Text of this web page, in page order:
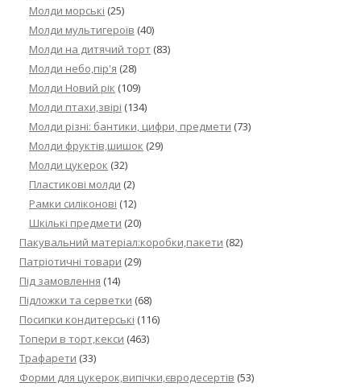
Молди морські (25)
Молди мультигероїв (40)
Молди на дитячий торт (83)
Молди небо,пір'я (28)
Молди Новий рік (109)
Молди птахи,звірі (134)
Молди різні: бантики, цифри, предмети (73)
Молди фруктів,шишок (29)
Молди цукерок (32)
Пластикові молди (2)
Рамки силіконові (12)
Шкількі предмети (20)
Пакувальний матеріал:коробки,пакети (82)
Патріотичні товари (29)
Під замовлення (14)
Підложки та серветки (68)
Посипки кондитерські (116)
Топери в торт,кекси (463)
Трафарети (33)
Форми для цукерок,випічки,євродесертів (53)